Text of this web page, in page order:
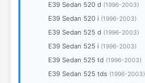
E39 Sedan 520 d (1996-2003)
E39 Sedan 520 i (1996-2003)
E39 Sedan 525 d (1996-2003)
E39 Sedan 525 i (1996-2003)
E39 Sedan 525 td (1996-2003)
E39 Sedan 525 tds (1996-2003)